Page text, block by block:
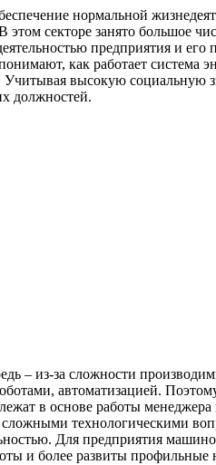
нормальной
секторе занято большое
предприятия и
как работает система
высокую социальную
должностей.
– из-за сложности
автоматизацией.
в основе работы
технологическими
Для предприятия
и более развиты